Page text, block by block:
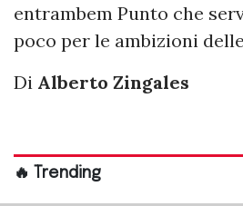
entrambem Punto che
poco per le ambizioni
Di Alberto Zingales
🔥 Trending